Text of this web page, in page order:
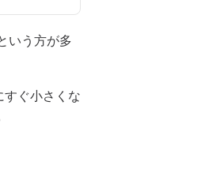
いう方が多
ぐ小さくな